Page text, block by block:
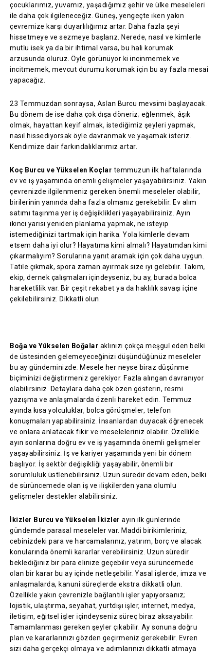
çocuklarımız, yuvamız, yaşadığımız şehir ve ülke meseleleri
ile daha çok ilgileneceğiz. Güneş, yengeçte iken yakın
çevremize karşı duyarlılığımız artar. Daha fazla şeyi
hissetmeye ve sezmeye başlarız. Nerede, nasıl ve kimlerle
mutlu isek ya da bir ihtimal varsa, bu hali korumak
arzusunda oluruz. Öyle görünüyor ki incinmemek ve
incitmemek, mevcut durumu korumak için bu ay fazla mesai
yapacağız.
23 Temmuzdan sonraysa, Aslan Burcu mevsimi başlayacak.
Bu dönem de ise daha çok dışa döneriz; eğlenmek, âşık
olmak, hayattan keyif almak, istediğimiz şeyleri yapmak,
nasıl hissediyorsak öyle davranmak ve yaşamak isteriz.
Kendimize dair farkındalıklarımız artar.
Koç Burcu ve Yükselen Koçlar temmuzun ilk haftalarında
ev ve iş yaşamında önemli gelişmeler yaşayabilirsiniz. Yakın
çevrenizde ilgilenmeniz gereken önemli meseleler olabilir,
birilerinin yanında daha fazla olmanız gerekebilir. Ev alım
satımı taşınma yer iş değişiklikleri yaşayabilirsiniz. Ayın
ikinci yarısı yeniden planlama yapmak, ne isteyip
istemediğinizi tartmak için harika. Yola kimlerle devam
etsem daha iyi olur? Hayatıma kimi almalı? Hayatımdan kimi
çıkarmalıyım? Sorularına yanıt aramak için çok daha uygun.
Tatile çıkmak, spora zaman ayırmak size iyi gelebilir. Takım,
ekip, dernek çalışmaları içindeyseniz, bu ay, burada bolca
hareketlilik var. Bir çeşit rekabet ya da haklılık savaşı içine
çekilebilirsiniz. Dikkatli olun.
Boğa ve Yükselen Boğalar aklınızı çokça meşgul eden belki
de üstesinden gelemeyeceğinizi düşündüğünüz meseleler
bu ay gündeminizde. Mesele her neyse biraz düşünme
biçiminizi değiştirmeniz gerekiyor. Fazla alıngan davranıyor
olabilirsiniz. Detaylara daha çok özen gösterin, resmi
yazışma ve anlaşmalarda özenli hareket edin. Temmuz
ayında kısa yolculuklar, bolca görüşmeler, telefon
konuşmaları yapabilirsiniz. İnsanlardan duyacak öğrenecek
ve onlara anlatacak fikir ve meseleleriniz olabilir. Özellikle
ayın sonlarına doğru ev ve iş yaşamında önemli gelişmeler
yaşayabilirsiniz. İş ve kariyer yaşamında yeni bir dönem
başlıyor. İş sektör değişikliği yaşayabilir, önemli bir
sorumluluk üstlenebilirsiniz. Uzun süredir devam eden, belki
de sürüncemede olan iş ve ilişkilerden yana olumlu
gelişmeler destekler alabilirsiniz.
İkizler Burcu ve Yükselen İkizler ayın ilk günlerinde
gündemde parasal meseleler var. Maddi birikimleriniz,
cebinizdeki para ve harcamalarınız, yatırım, borç ve alacak
konularında önemli kararlar verebilirsiniz. Uzun süredir
beklediğiniz bir para elinize geçebilir veya sürüncemede
olan bir karar bu ay içinde netleşebilir. Yasal işlerde, imza ve
anlaşmalarda, kanuni süreçlerde ekstra dikkatli olun.
Özellikle yakın çevrenizle bağlantılı işler yapıyorsanız;
lojistik, ulaştırma, seyahat, yurtdışı işler, internet, medya,
iletişim, eğitsel işler içindeyseniz süreç biraz aksayabilir.
Tamamlanması gereken şeyler çıkabilir. Ay sonuna doğru
plan ve kararlarınızı gözden geçirmeniz gerekebilir. Evren
sizi daha gerçekçi olmaya ve adımlarınızı dikkatli atmaya